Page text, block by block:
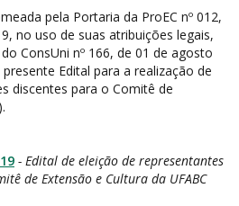
pela Portaria da ProEC nº 012,
no uso de suas atribuições legais,
ConsUni nº 166, de 01 de agosto
Edital para a realização de
discentes para o Comitê de
- Edital de eleição de representantes
de Extensão e Cultura da UFABC